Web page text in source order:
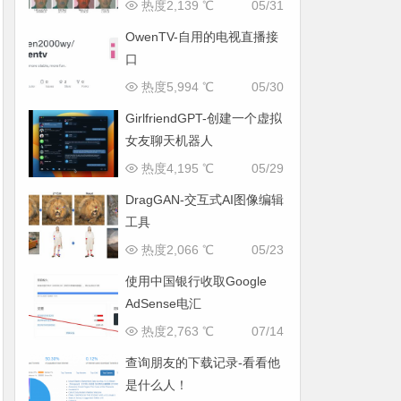
05/31
热度2,139 ℃
OwenTV-自用的电视直播接
口
05/30
热度5,994 ℃
GirlfriendGPT-创建一个虚拟
女友聊天机器人
05/29
热度4,195 ℃
DragGAN-交互式AI图像编辑
工具
05/23
热度2,066 ℃
使用中国银行收取Google
AdSense电汇
07/14
热度2,763 ℃
查询朋友的下载记录-看看他
是什么人！